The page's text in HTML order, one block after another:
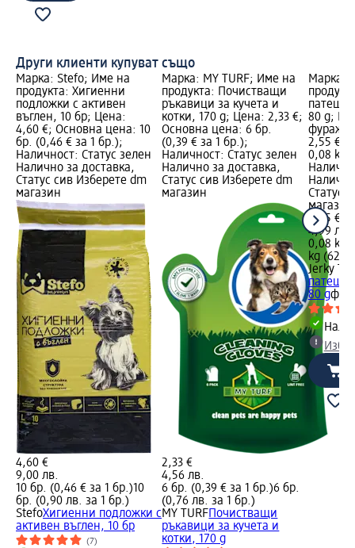
Други клиенти купуват също
Марка: Stefo; Име на
продукта: Хигиенни
подложки с активен
въглен, 10 бр; Цена:
4,60 €; Основна цена: 10
бр. (0,46 € за 1 бр.);
Наличност: Статус зелен
Налично за доставка,
Статус сив Изберете dm
магазин
4,60 €
9,00 лв.
10 бр. (0,46 € за 1 бр.)10
бр. (0,90 лв. за 1 бр.)
StefoХигиенни подложки с
активен въглен, 10 бр
(7)
Марка: MY TURF; Име на
продукта: Почистващи
ръкавици за кучета и
котки, 170 g; Цена: 2,33 €;
Основна цена: 6 бр.
(0,39 € за 1 бр.);
Наличност: Статус зелен
Налично за доставка,
Статус сив Изберете dm
магазин
2,33 €
4,56 лв.
6 бр. (0,39 € за 1 бр.)6 бр.
(0,76 лв. за 1 бр.)
MY TURFПочистващи
ръкавици за кучета и
котки, 170 g
Марка:
80 g;
2,55 €;
0,08 kg
Статус
магазин
2,55 €
4,99 лв.
0,08 kg
kg
Jerky
80 g